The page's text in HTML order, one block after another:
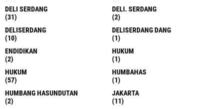
DELI SERDANG
(31)
DELI. SERDANG
(2)
DELISERDANG
(10)
DELISERDANG DANG
(1)
ENDIDIKAN
(2)
HUKUM
(1)
HUKUM
(57)
HUMBAHAS
(1)
HUMBANG HASUNDUTAN
(2)
JAKARTA
(11)